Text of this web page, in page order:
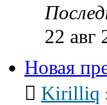
22 авг
Новая
Kirilliq